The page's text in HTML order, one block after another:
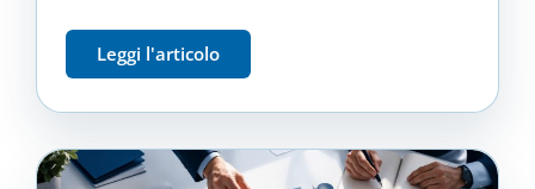
Leggi l'articolo